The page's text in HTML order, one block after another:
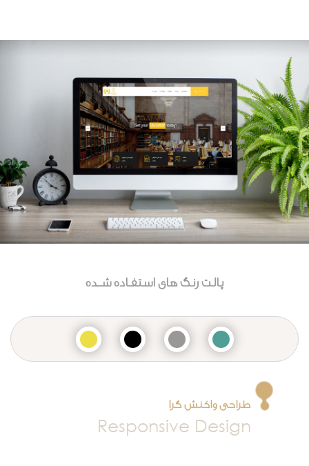
پالت رنگ های استفـاده شــده
طراحی واکنش گرا
Responsive Design